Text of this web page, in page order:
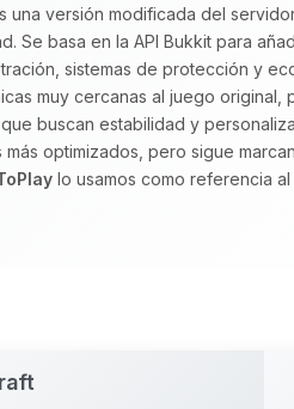
una versión modificada del
Se basa en la API Bukkit para
sistemas de protección y
muy cercanas al juego
buscan estabilidad y
optimizados, pero sigue
lo usamos como referencia